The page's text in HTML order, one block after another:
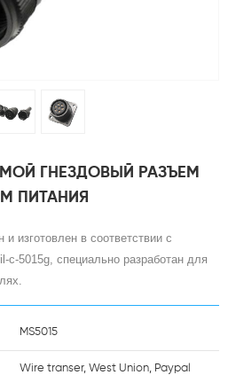
ГНЕЗДОВЫЙ РАЗЪЕМ
ПИТАНИЯ
и изготовлен в соответствии с
c-5015g, специально разработан для
MS5015
Wire transer, West Union, Paypal